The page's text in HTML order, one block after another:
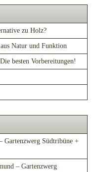
zu Holz?
Natur und Funktion
besten Vorbereitungen!
Gartenzwerg Südtribüne +
– Gartenzwerg